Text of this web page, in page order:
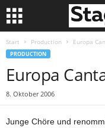
Start Production Europa
PRODUCTION
Europa
8. Oktober 2006
Junge Chöre und